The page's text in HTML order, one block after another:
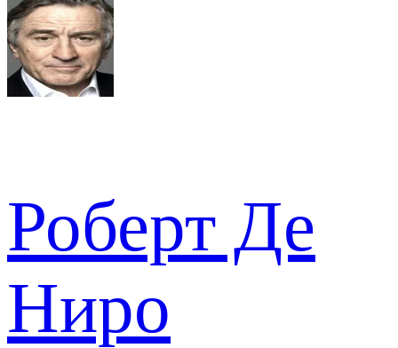
Роберт Де
Ниро